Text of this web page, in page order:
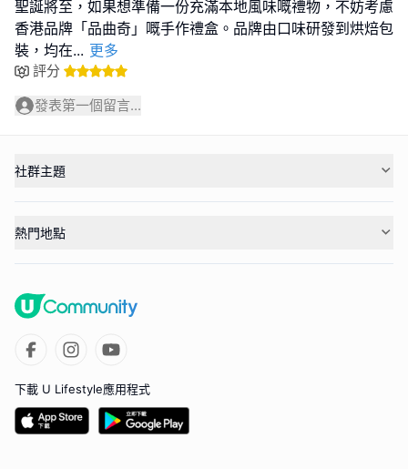
聖誕將至，如果想準備一份充滿本地風味嘅禮物，不妨考慮
香港品牌「品曲奇」嘅手作禮盒。品牌由口味研發到烘焙包
裝，均在... 更多
評分
發表第一個留言...
社群主題
熱門地點
下載 U Lifestyle應用程式